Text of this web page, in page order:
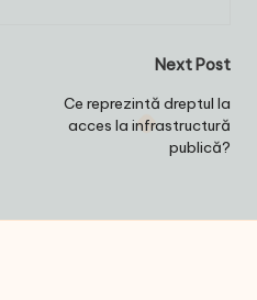
Next Post
Ce reprezintă dreptul la
acces la infrastructură
publică?